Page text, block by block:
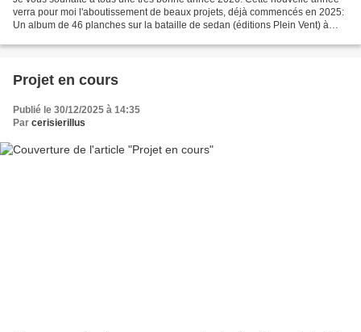
verra pour moi l'aboutissement de beaux projets, déjà commencés en 2025:
Un album de 46 planches sur la bataille de sedan (éditions Plein Vent) à
Projet en cours
Publié le 30/12/2025 à 14:35
Par cerisierillus